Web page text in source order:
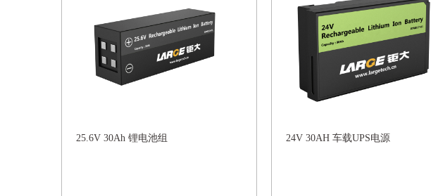
25.6V 30Ah 锂电池组 24V 30AH 车载UPS电源